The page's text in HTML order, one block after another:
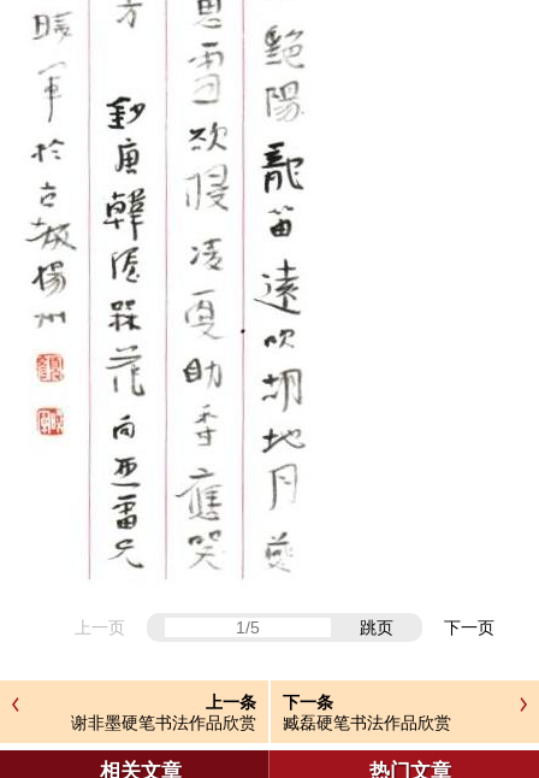
上一页 跳页 下一页
上一条
谢非墨硬笔书法作品欣赏
下一条
臧磊硬笔书法作品欣赏
相关文章 热门文章